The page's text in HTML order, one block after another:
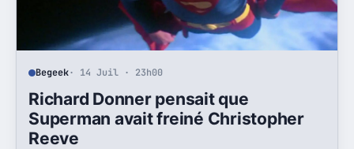
Begeek· 14 Juil · 23h00
Richard Donner pensait que
Superman avait freiné Christopher
Reeve